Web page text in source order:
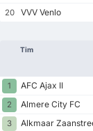
20
VVV Venlo
Tim
1 AFC Ajax II
2
Almere City FC
3
Alkmaar